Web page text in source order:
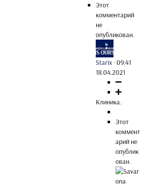
Этот
комментарий
не
опубликован.
Starix ·09:41
18.04.2021
Клиника.
Этот
коммент
арий не
опублик
ован.